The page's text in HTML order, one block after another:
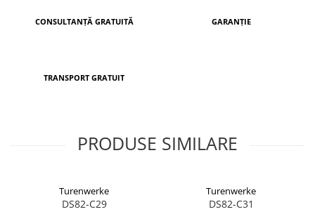
CONSULTANȚĂ GRATUITĂ GARANȚIE
TRANSPORT GRATUIT
PRODUSE SIMILARE
Turenwerke
DS82-C29
Turenwerke
DS82-C31